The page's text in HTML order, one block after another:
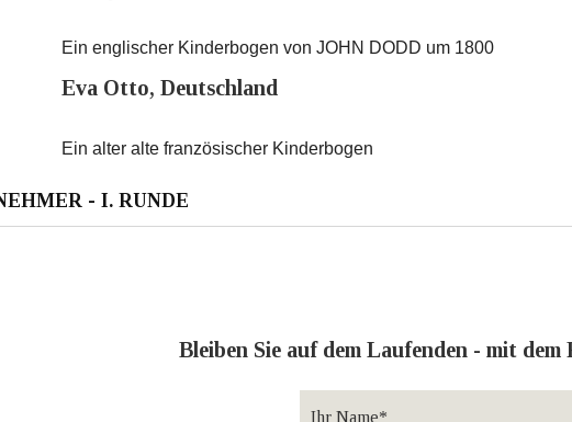
Ein englischer Kinderbogen von JOHN DODD um 1800
Eva Otto, Deutschland
Ein alter alte französischer Kinderbogen
- I. RUNDE
Bleiben Sie auf dem Laufenden - mit